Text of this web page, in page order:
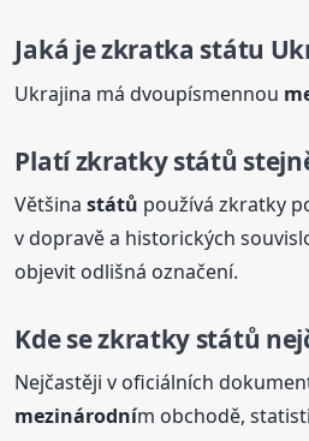
Jaká je zkratka státu
Ukrajina má dvoupísmennou
Platí zkratkystátů
Většinastátů používá zkratky
v dopravě a historických
objevit odlišná označení.
Kde se zkratky států
Nejčastěji v oficiálních
mezinárodním obchodě,